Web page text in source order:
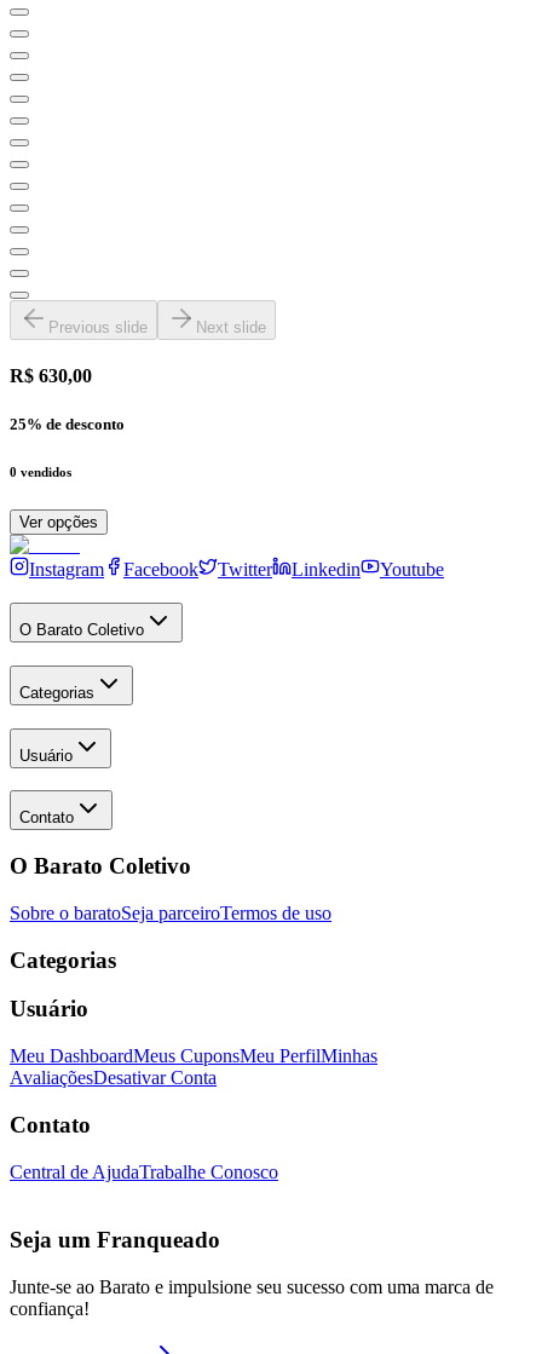
Previous slide Next slide
R$ 630,00
25% de desconto
0 vendidos
Ver opções
Instagram Facebook Twitter Linkedin Youtube
O Barato Coletivo
Categorias
Usuário
Contato
O Barato Coletivo
Sobre o baratoSeja parceiroTermos de uso
Categorias
Usuário
Meu DashboardMeus CuponsMeu PerfilMinhas
AvaliaçõesDesativar Conta
Contato
Central de AjudaTrabalhe Conosco
Seja um Franqueado
Junte-se ao Barato e impulsione seu sucesso com uma marca de
confiança!